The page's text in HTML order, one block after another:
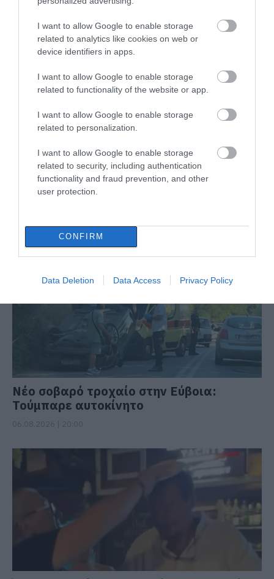
I want to allow Google to enable storage
related to analytics like cookies on web or
device identifiers in apps.
I want to allow Google to enable storage
related to functionality of the website or app.
I want to allow Google to enable storage
related to personalization.
I want to allow Google to enable storage
related to security, including authentication
functionality and fraud prevention, and other
user protection.
CONFIRM
Data Deletion Data Access Privacy Policy
ΔΙΑΒΑΣΤΕ ΕΠΙΣΗΣ
Νέο σοβαρό τροχαίο στην Εύβοια:
Τούμπαρε αυτοκίνητο